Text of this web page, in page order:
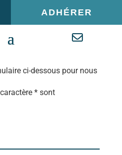
ADHÉRER
ci-dessous pour nous
* sont